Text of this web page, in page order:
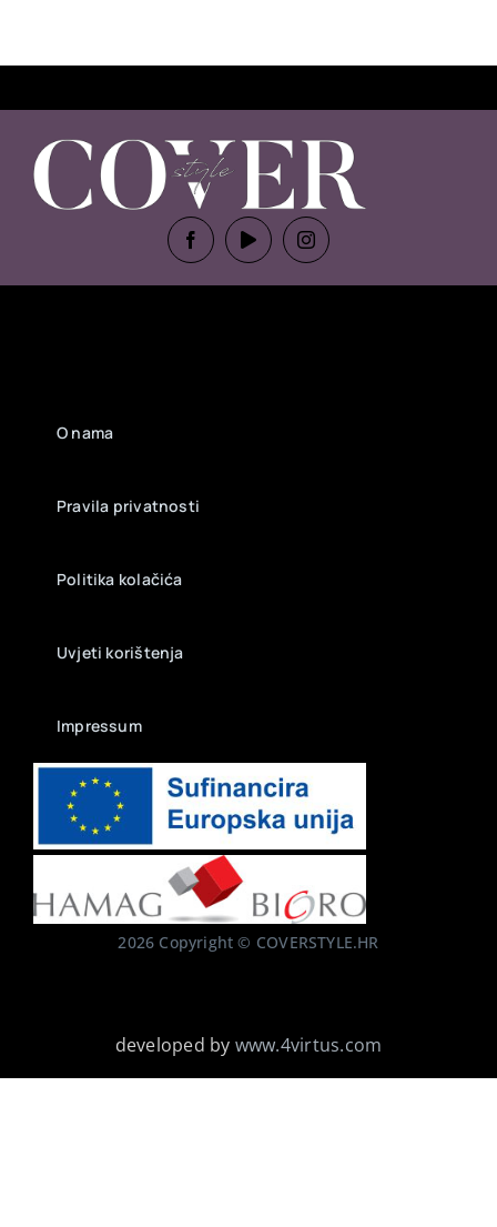
O nama
Pravila privatnosti
Politika kolačića
Uvjeti korištenja
Impressum
2026 Copyright © COVERSTYLE.HR
developed by www.4virtus.com